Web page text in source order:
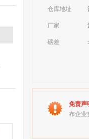
仓库地址
厂家
磅差
免责声
布企业